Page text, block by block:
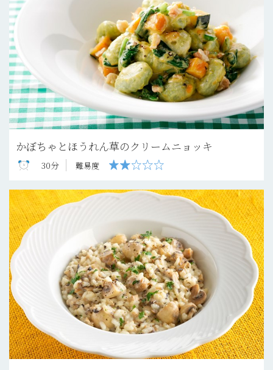
かぼちゃとほうれん草のクリームニョッキ
30分 難易度